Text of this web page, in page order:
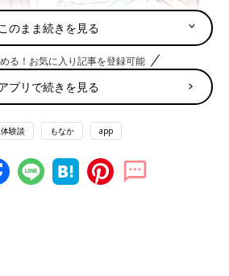
このまま続きを見る
る！お気に入り記事を登録可能
プリで続きを見る
験談 もなか app